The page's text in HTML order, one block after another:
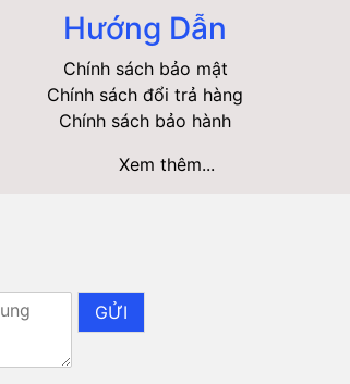
Hướng Dẫn
Chính sách bảo mật
Chính sách đổi trả hàng
Chính sách bảo hành
Xem thêm...
GỬI